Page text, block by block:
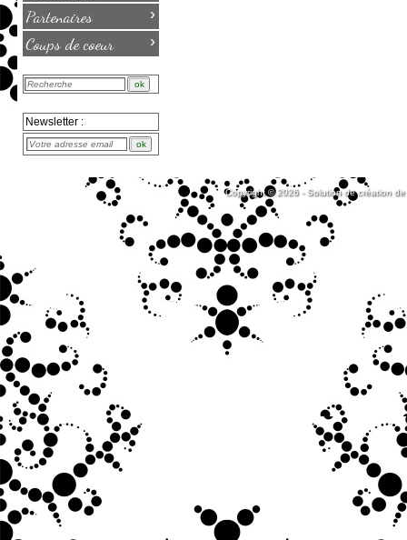
Partenaires ›
Coups de coeur ›
Newsletter :
Copyright © 2026 - Solution de création